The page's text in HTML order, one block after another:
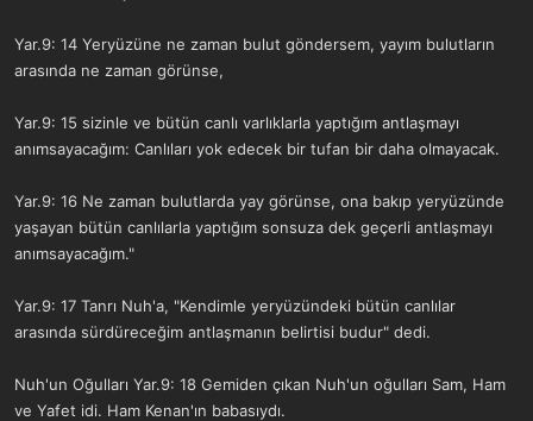
Yar.9: 14 Yeryüzüne ne zaman bulut göndersem, yayım bulutların
arasında ne zaman görünse,
Yar.9: 15 sizinle ve bütün canlı varlıklarla yaptığım antlaşmayı
anımsayacağım: Canlıları yok edecek bir tufan bir daha olmayacak.
Yar.9: 16 Ne zaman bulutlarda yay görünse, ona bakıp yeryüzünde
yaşayan bütün canlılarla yaptığım sonsuza dek geçerli antlaşmayı
anımsayacağım."
Yar.9: 17 Tanrı Nuh'a, "Kendimle yeryüzündeki bütün canlılar
arasında sürdüreceğim antlaşmanın belirtisi budur" dedi.
Nuh'un Oğulları Yar.9: 18 Gemiden çıkan Nuh'un oğulları Sam, Ham
ve Yafet idi. Ham Kenan'ın babasıydı.